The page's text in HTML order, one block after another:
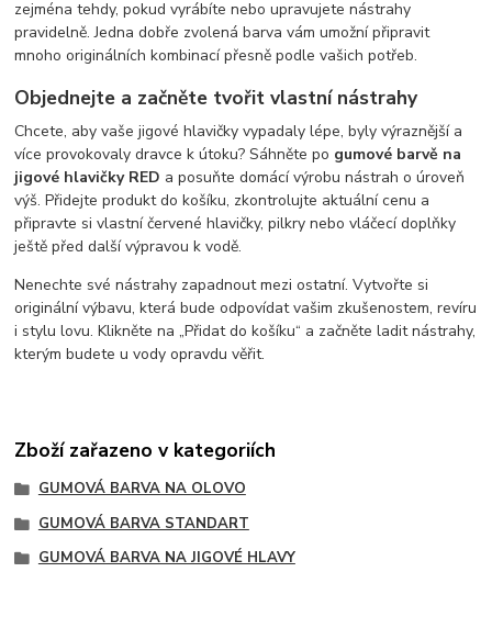
zejména tehdy, pokud vyrábíte nebo upravujete nástrahy
pravidelně. Jedna dobře zvolená barva vám umožní připravit
mnoho originálních kombinací přesně podle vašich potřeb.
Objednejte a začněte tvořit vlastní nástrahy
Chcete, aby vaše jigové hlavičky vypadaly lépe, byly výraznější a
více provokovaly dravce k útoku? Sáhněte po gumové barvě na
jigové hlavičky RED a posuňte domácí výrobu nástrah o úroveň
výš. Přidejte produkt do košíku, zkontrolujte aktuální cenu a
připravte si vlastní červené hlavičky, pilkry nebo vláčecí doplňky
ještě před další výpravou k vodě.
Nenechte své nástrahy zapadnout mezi ostatní. Vytvořte si
originální výbavu, která bude odpovídat vašim zkušenostem, revíru
i stylu lovu. Klikněte na „Přidat do košíku“ a začněte ladit nástrahy,
kterým budete u vody opravdu věřit.
Zboží zařazeno v kategoriích
GUMOVÁ BARVA NA OLOVO
GUMOVÁ BARVA STANDART
GUMOVÁ BARVA NA JIGOVÉ HLAVY